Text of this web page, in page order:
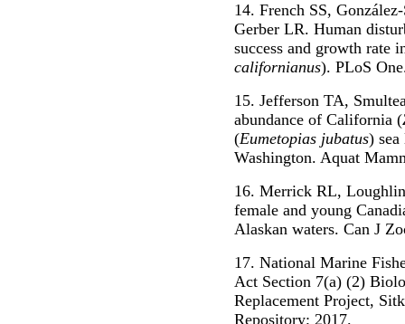
14. French SS,
Gerber LR. Human
success and growth rate
californianus). PLoS
15. Jefferson TA,
abundance of California (
(Eumetopias jubatus)
Washington. Aquat
16. Merrick RL,
female and young
Alaskan waters. Can J
17. National Marine
Act Section 7(a) (2)
Replacement Project,
Repository; 2017.